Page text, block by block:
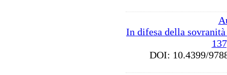
In difesa della
DOI: 10.4399/